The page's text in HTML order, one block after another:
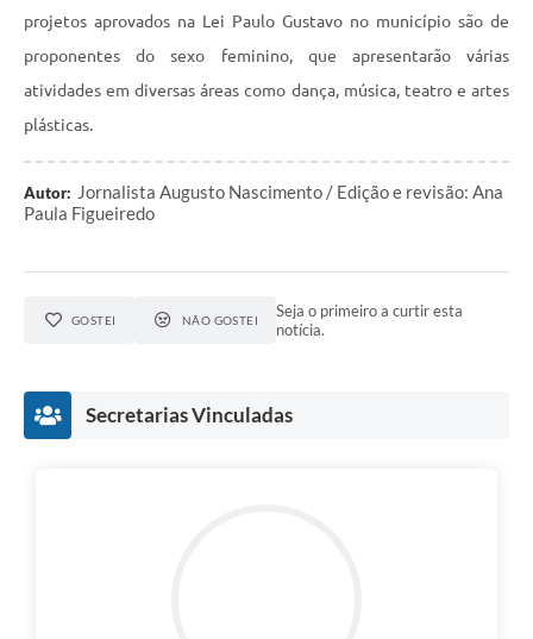
projetos aprovados na Lei Paulo Gustavo no município são de
proponentes do sexo feminino, que apresentarão várias
atividades em diversas áreas como dança, música, teatro e artes
plásticas.
Autor: Jornalista Augusto Nascimento / Edição e revisão: Ana
Paula Figueiredo
GOSTEI NÃO GOSTEI
Seja o primeiro a curtir esta
notícia.
Secretarias Vinculadas